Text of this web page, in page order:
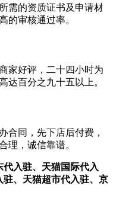
需的资质证书及申请材
的审核通过率。
家好评，二十四小时为
达百分之九十五以上。
合同，先下店后付费，
理，诚信靠谱。
代入驻、天猫国际代入
、天猫超市代入驻、京